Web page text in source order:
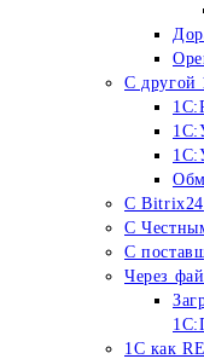
С другой
С Bitrix24
С
С
Через
1C как